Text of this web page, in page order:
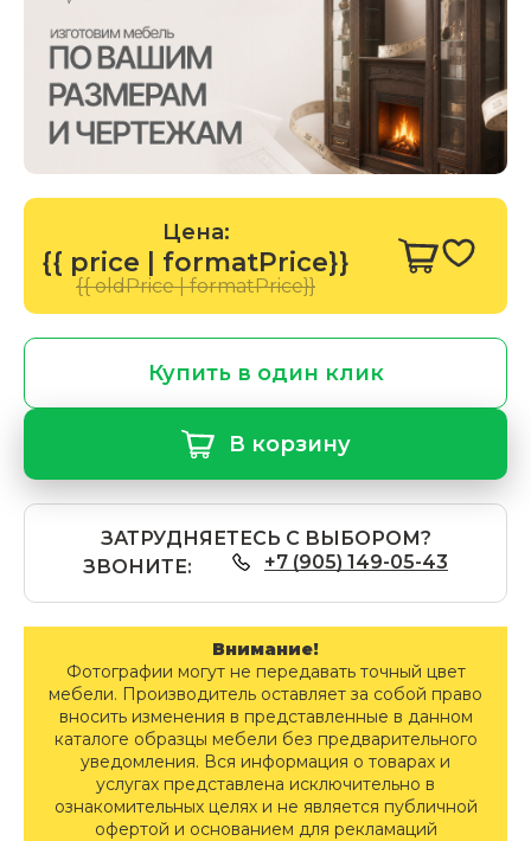
Цена:
{{ price | formatPrice}}
{{ oldPrice | formatPrice}}
Купить в один клик
В корзину
ЗАТРУДНЯЕТЕСЬ С ВЫБОРОМ?
ЗВОНИТЕ:
+7 (905) 149-05-43
Внимание!
Фотографии могут не передавать точный цвет
мебели. Производитель оставляет за собой право
вносить изменения в представленные в данном
каталоге образцы мебели без предварительного
уведомления. Вся информация о товарах и
услугах представлена исключительно в
ознакомительных целях и не является публичной
офертой и основанием для рекламаций